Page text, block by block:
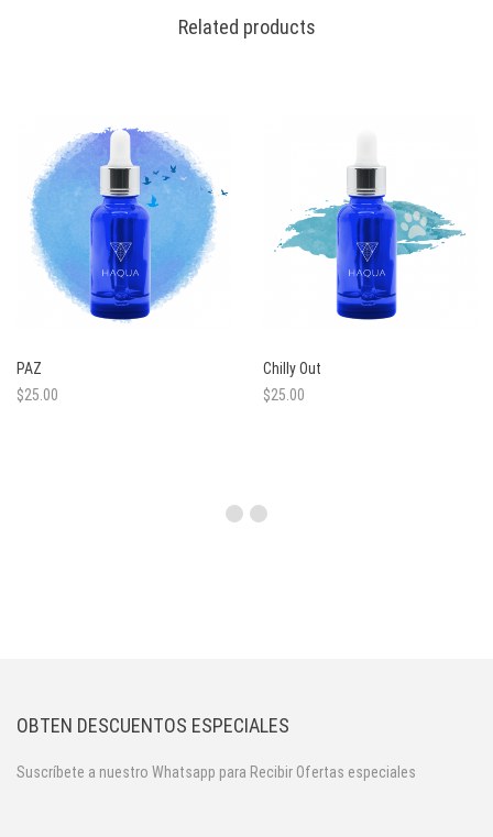
p
n
Related products
PAZ
$25.00
Chilly Out
$25.00
OBTEN DESCUENTOS ESPECIALES
Suscríbete a nuestro Whatsapp para Recibir Ofertas especiales